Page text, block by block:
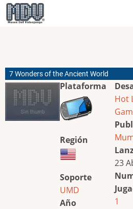
Pasar
al
7 Wonders of the Ancient World
Plataforma
Región
Soporte
UMD
Año
Hot
23
1